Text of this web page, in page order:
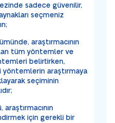
sadece güvenilir,
seçmeniz
araştırmacının
tüm yöntemler ve
belirtirken,
yöntemlerin araştırmaya
seçiminin
araştırmacının
için gerekli bir